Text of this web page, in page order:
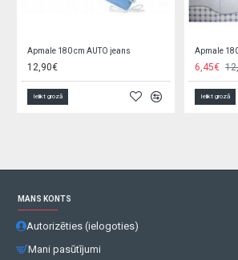
Apmale 180 cm AUTO jeans
12,90€
Ielikt grozā
Apmale
6,45€
Ielikt grozā
MANS KONTS
Autorizēties (ielogoties)
Mani pasūtījumi